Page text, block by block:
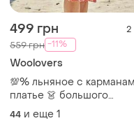
499 грн 2
559 грн -11%
Woolovers
💯% льняное с
платье 👗 большого
размера
44 и еще 1